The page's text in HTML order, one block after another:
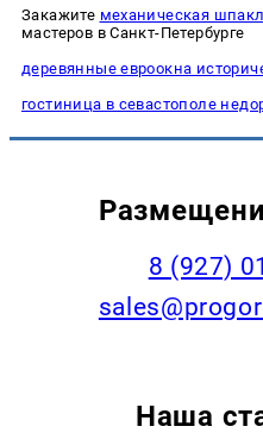
Закажите механическая
мастеров в Санкт-Петербурге
деревянные евроокна
гостиница в севастополе
8 (927)
Наша